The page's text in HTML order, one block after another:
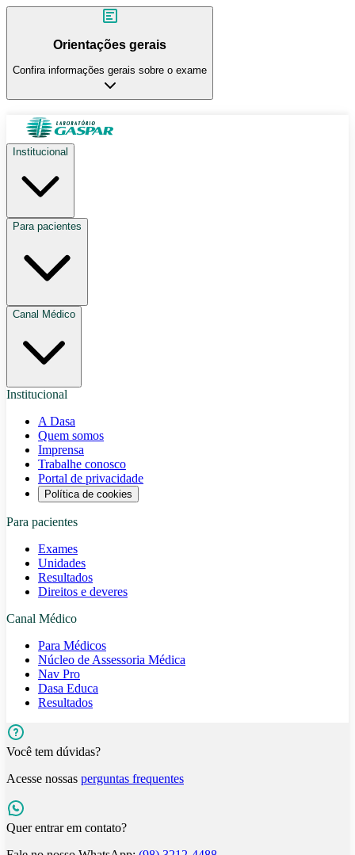
Orientações gerais
Confira informações gerais sobre o exame
Institucional
Para pacientes
Canal Médico
Institucional
A Dasa
Quem somos
Imprensa
Trabalhe conosco
Portal de privacidade
Política de cookies
Para pacientes
Exames
Unidades
Resultados
Direitos e deveres
Canal Médico
Para Médicos
Núcleo de Assessoria Médica
Nav Pro
Dasa Educa
Resultados
Você tem dúvidas?
Acesse nossas perguntas frequentes
Quer entrar em contato?